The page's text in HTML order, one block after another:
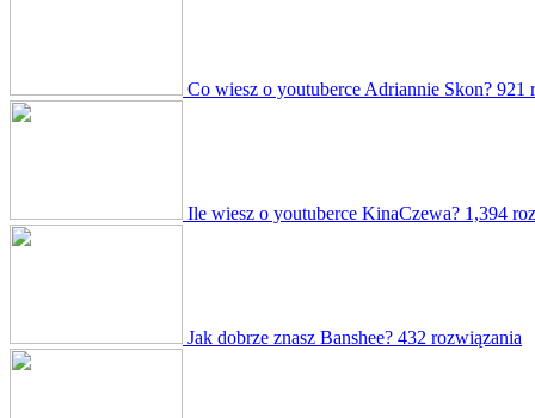
Co wiesz o youtuberce Adriannie Skon? 921
Ile wiesz o youtuberce KinaCzewa? 1,394
Jak dobrze znasz Banshee? 432 rozwiązania